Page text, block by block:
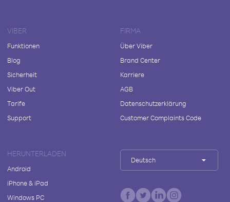
VIBER
Funktionen
Blog
Sicherheit
Viber Out
Tarife
Support
FIRMA
Über Viber
Brand Center
Karriere
AGB
Datenschutzerklärung
Customer Complaints Code
HERUNTERLADEN
Android
iPhone & iPad
Windows PC
Deutsch